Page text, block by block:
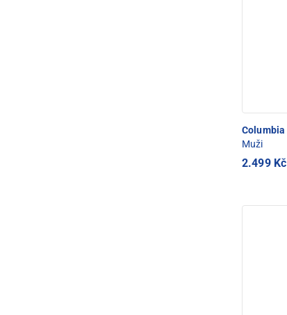
Columbia
Muži
2.499 Kč